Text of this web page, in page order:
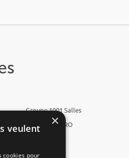
Groupe 1001 Salles
1001 Salles PRO
1001 Traiteurs
1001 Artistes
×
veulent
cookies pour